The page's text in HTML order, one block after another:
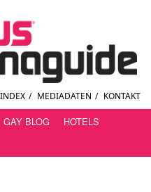
/ MEDIADATEN / KONTAKT
GAY BLOG
HOTELS